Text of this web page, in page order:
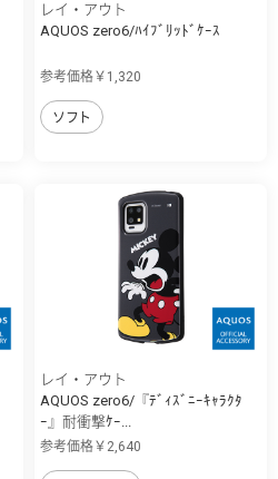
レイ・アウト
AQUOS zero6/ﾊｲﾌﾞﾘｯﾄﾞｹｰｽ
参考価格￥1,320
ソフト
レイ・アウト
AQUOS zero6/『ﾃﾞｨｽﾞﾆｰｷｬﾗｸﾀ
ｰ』耐衝撃ｹｰ...
参考価格￥2,640